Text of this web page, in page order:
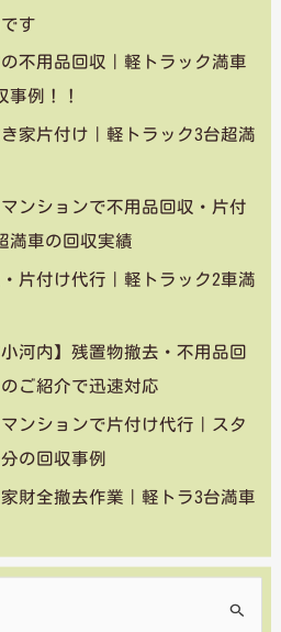
す
不用品回収｜軽トラック満車
事例！！
家片付け｜軽トラック3台超満
ンションで不用品回収・片付
満車の回収実績
片付け代行｜軽トラック2車満
河内】残置物撤去・不用品回
ご紹介で迅速対応
ンションで片付け代行｜スタ
の回収事例
財全撤去作業｜軽トラ3台満車